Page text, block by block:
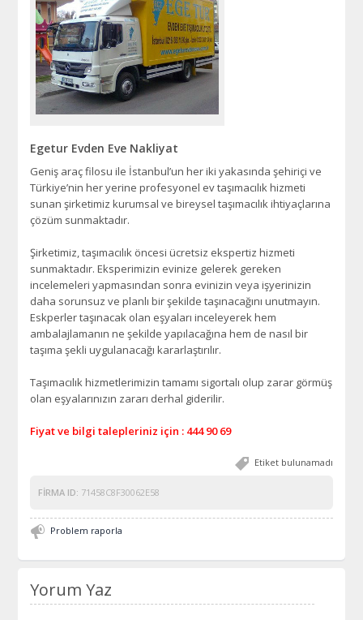
Egetur Evden Eve Nakliyat
Geniş araç filosu ile İstanbul’un her iki yakasında şehiriçi ve
Türkiye’nin her yerine profesyonel ev taşımacılık hizmeti
sunan şirketimiz kurumsal ve bireysel taşımacılık ihtiyaçlarına
çözüm sunmaktadır.
Şirketimiz, taşımacılık öncesi ücretsiz ekspertiz hizmeti
sunmaktadır. Eksperimizin evinize gelerek gereken
incelemeleri yapmasından sonra evinizin veya işyerinizin
daha sorunsuz ve planlı bir şekilde taşınacağını unutmayın.
Eskperler taşınacak olan eşyaları inceleyerek hem
ambalajlamanın ne şekilde yapılacağına hem de nasıl bir
taşıma şekli uygulanacağı kararlaştırılır.
Taşımacılık hizmetlerimizin tamamı sigortalı olup zarar görmüş
olan eşyalarınızın zararı derhal giderilir.
Fiyat ve bilgi talepleriniz için : 444 90 69
Etiket bulunamadı
FIRMA ID: 71458C8F30062E58
Problem raporla
Yorum Yaz